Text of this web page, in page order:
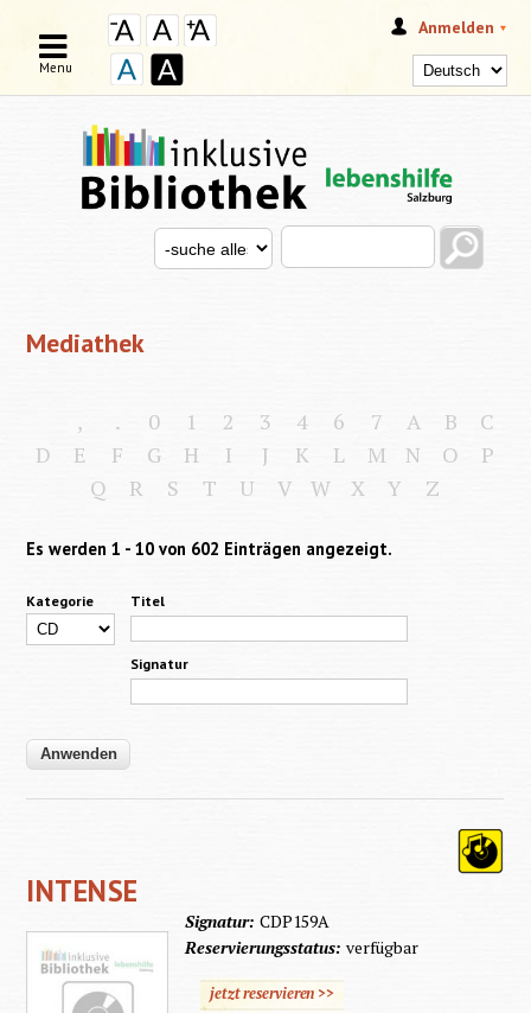
Anmelden
SUCHFORMULAR
Search this site
Search for
Menu
Mediathek
, . 0 1 2 3 4 6 7 A B
C
D
E F G H I J K L M N O
P
Q
R S T U V W X Y Z
Es werden 1 - 10 von 602 Einträgen angezeigt.
Kategorie Titel
Signatur
INTENSE
Signatur:CDP159A
Reservierungsstatus:verfügbar
jetzt reservieren >>